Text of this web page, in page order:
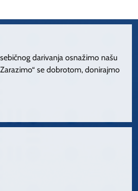
darivanja osnažimo našu
se dobrotom, donirajmo